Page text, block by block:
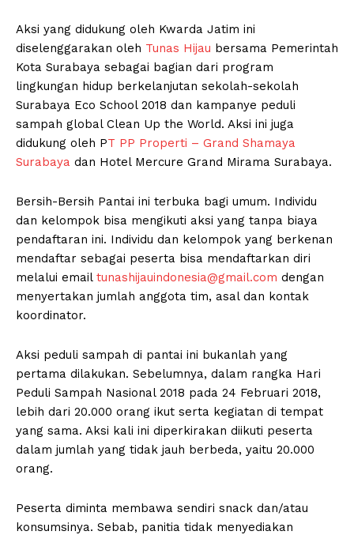
Aksi yang didukung oleh Kwarda Jatim ini
diselenggarakan oleh Tunas Hijau bersama Pemerintah
Kota Surabaya sebagai bagian dari program
lingkungan hidup berkelanjutan sekolah-sekolah
Surabaya Eco School 2018 dan kampanye peduli
sampah global Clean Up the World. Aksi ini juga
didukung oleh PT PP Properti – Grand Shamaya
Surabaya dan Hotel Mercure Grand Mirama Surabaya.
Bersih-Bersih Pantai ini terbuka bagi umum. Individu
dan kelompok bisa mengikuti aksi yang tanpa biaya
pendaftaran ini. Individu dan kelompok yang berkenan
mendaftar sebagai peserta bisa mendaftarkan diri
melalui email tunashijauindonesia@gmail.com dengan
menyertakan jumlah anggota tim, asal dan kontak
koordinator.
Aksi peduli sampah di pantai ini bukanlah yang
pertama dilakukan. Sebelumnya, dalam rangka Hari
Peduli Sampah Nasional 2018 pada 24 Februari 2018,
lebih dari 20.000 orang ikut serta kegiatan di tempat
yang sama. Aksi kali ini diperkirakan diikuti peserta
dalam jumlah yang tidak jauh berbeda, yaitu 20.000
orang.
Peserta diminta membawa sendiri snack dan/atau
konsumsinya. Sebab, panitia tidak menyediakan